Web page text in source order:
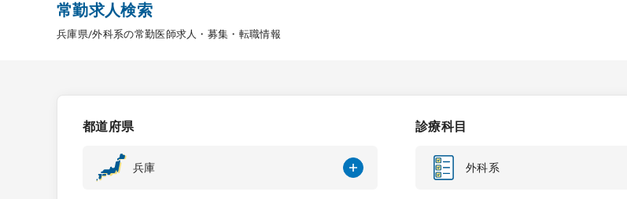
常勤求人検索
兵庫県/外科系の常勤医師求人・募集・転職情報
都道府県
兵庫
診療科目
外科系